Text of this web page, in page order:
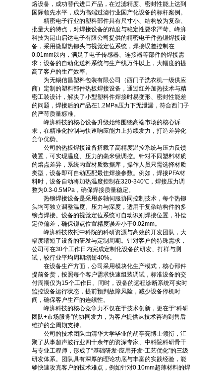
熔设备，成功替代进口产品，在过滤精度、密封性能上达到
国际领先水平，成为高端过滤行业国产化设备的标杆案例。
精密电子行业的塑料部件具有尺寸小、结构较为复杂、
批量大的特点，对焊接设备的精度与稳定性要求严苛。峰湃
科技为昆山启达电子有限公司提供的精密电子件热铆焊接设
备，采用微型热铆头与视觉定位系统，焊接误差控制在
0.01mm以内，满足了电子传感器、连接器等部件的焊接需
求；设备的自动化送料系统与生产线万件以上，大幅度的提
高了客户的生产效率。
为无锡信昌塑料包装有限公司（西门子洗衣机一级供应
商）定制的塑料部件热板焊接设备，通过红外加热技术与精
密工装设计，解决了小型塑料件焊接时易变形、密封性能差
的问题，焊接后的产品在1.2MPa压力下无泄漏，符合西门子
的严苛质量标准。
峰湃科技的核心设备升级始终围绕高端市场的核心诉
求，在精准化控制与快速响应能力上持续发力，打造差异化
竞争优势。
公司的热板焊接设备搭载了高精度温控系统与压力反馈
装置，可实现温度、压力的毫米级调控。针对不同塑料材质
的熔点差异，系统内置材质数据库，操作人员只需选择材质
类型，设备即可自动匹配最佳焊接参数。例如，焊接PFA材
料时，设备自动将加热温度控制在320-340℃，焊接压力调
整为0.3-0.5MPa，确保焊接质量稳定。
热铆焊接设备是采用多轴伺服协同控制技术，每个热铆
头均可独立调整温度、压力与深度，适用于复杂结构件的多
铆点焊接。设备的视觉定位系统可自动识别焊接位置，补偿
定位偏差，确保铆点位置精度误差小于0.02mm。
峰湃科技依托中科院的科研资源与高效的开发团队，大
幅度缩短了设备的研发与定制周期。针对客户的特殊需求，
公司可在30个工作日内完成定制化设备的研发、打样与测
试，较行业平均周期缩短40%。
在设备生产方面，公司采用模块化生产模式，核心部件
提前备货，按照每个客户需求快速组装调试，标准设备的交
付周期仅为15个工作日。同时，设备的远程诊断系统可实时
监控设备运行状态，提前预判故障风险，减少设备停机时
间，确保客户生产的连续性。
峰湃科技的核心竞争力不仅在于技术创新，更在于“科研
团队+市场服务”的协同发力，为客户提供从技术咨询到售后
维护的全周期支持。
公司的技术团队由清华大学毕业的胡亭亮博士领衔，汇
聚了从事超声波行业四十余年的资深专家、中科院科研骨干
与专业工程师，形成了“基础研发-应用开发-工艺优化”的三级
研发体系。团队具有深厚的理论功底与丰富的实践经验，能
够快速攻克客户的技术难点，例如针对0.10mm超薄材料的焊